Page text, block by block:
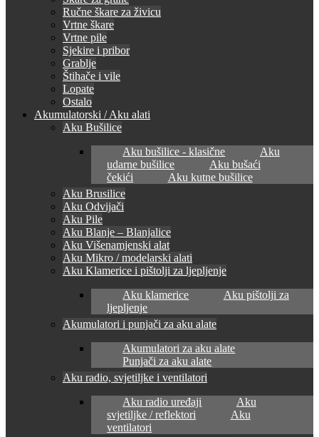
Ručne škare za živicu
Vrtne škare
Vrtne pile
Sjekire i pribor
Grablje
Štihače i vile
Lopate
Ostalo
Akumulatorski / Aku alati
Aku Bušilice
Aku bušilice - klasične
Aku
udarne bušilice
Aku bušaći
čekići
Aku kutne bušilice
Aku Brusilice
Aku Odvijači
Aku Pile
Aku Blanje – Blanjalice
Aku Višenamjenski alat
Aku Mikro / modelarski alati
Aku Klamerice i pištolji za ljepljenje
Aku klamerice
Aku pištolji za
ljepljenje
Akumulatori i punjači za aku alate
Akumulatori za aku alate
Punjači za aku alate
Aku radio, svjetiljke i ventilatori
Aku radio uređaji
Aku
svjetiljke / reflektori
Aku
ventilatori